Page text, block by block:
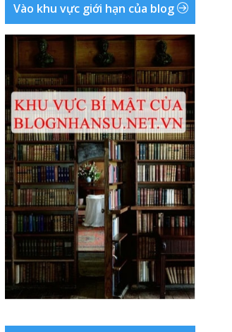
Vào khu vực giới hạn của blog